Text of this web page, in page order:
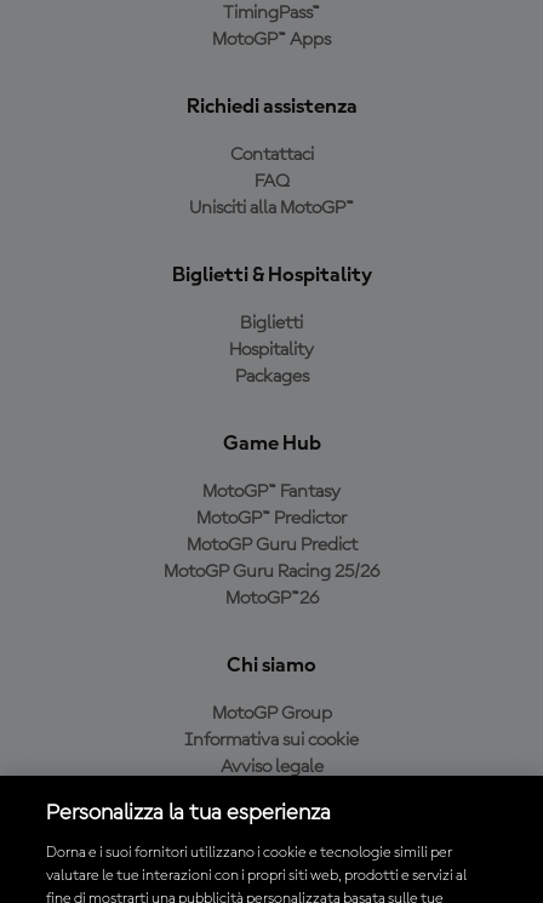
TimingPass™
MotoGP™ Apps
Richiedi assistenza
Contattaci
FAQ
Unisciti alla MotoGP™
Biglietti & Hospitality
Biglietti
Hospitality
Packages
Game Hub
MotoGP™ Fantasy
MotoGP™ Predictor
MotoGP Guru Predict
MotoGP Guru Racing 25/26
MotoGP™26
Chi siamo
MotoGP Group
Informativa sui cookie
Avviso legale
Condizioni di acquisto
Personalizza la tua esperienza
Dorna e i suoi fornitori utilizzano i cookie e tecnologie simili per
valutare le tue interazioni con i propri siti web, prodotti e servizi al
fine di mostrarti una pubblicità personalizzata basata sulle tue